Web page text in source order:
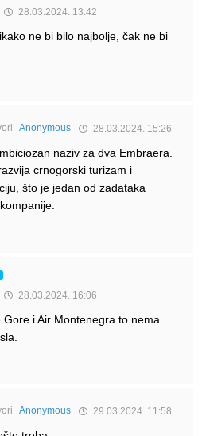
28.03.2024. 13:42
ne bi bilo najbolje, čak ne bi
Anonymous 28.03.2024. 15:26
naziv za dva Embraera.
crnogorski turizam i
što je jedan od zadataka
28.03.2024. 16:06
i Air Montenegra to nema
Anonymous 29.03.2024. 11:58